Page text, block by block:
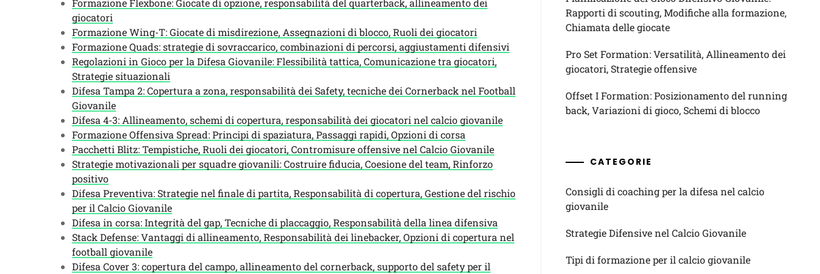
Formazione Flexbone: Giocate di opzione, responsabilità del quarterback, allineamento dei
giocatori
Formazione Wing-T: Giocate di misdirezione, Assegnazioni di blocco, Ruoli dei giocatori
Formazione Quads: strategie di sovraccarico, combinazioni di percorsi, aggiustamenti difensivi
Regolazioni in Gioco per la Difesa Giovanile: Flessibilità tattica, Comunicazione tra giocatori,
Strategie situazionali
Difesa Tampa 2: Copertura a zona, responsabilità dei Safety, tecniche dei Cornerback nel Football
Giovanile
Difesa 4-3: Allineamento, schemi di copertura, responsabilità dei giocatori nel calcio giovanile
Formazione Offensiva Spread: Principi di spaziatura, Passaggi rapidi, Opzioni di corsa
Pacchetti Blitz: Tempistiche, Ruoli dei giocatori, Contromisure offensive nel Calcio Giovanile
Strategie motivazionali per squadre giovanili: Costruire fiducia, Coesione del team, Rinforzo
positivo
Difesa Preventiva: Strategie nel finale di partita, Responsabilità di copertura, Gestione del rischio
per il Calcio Giovanile
Difesa in corsa: Integrità del gap, Tecniche di placcaggio, Responsabilità della linea difensiva
Stack Defense: Vantaggi di allineamento, Responsabilità dei linebacker, Opzioni di copertura nel
football giovanile
Difesa Cover 3: copertura del campo, allineamento del cornerback, supporto del safety per il
Rapporti di scouting, Modifiche alla formazione,
Chiamata delle giocate
Pro Set Formation: Versatilità, Allineamento dei
giocatori, Strategie offensive
Offset I Formation: Posizionamento del running
back, Variazioni di gioco, Schemi di blocco
CATEGORIE
Consigli di coaching per la difesa nel calcio
giovanile
Strategie Difensive nel Calcio Giovanile
Tipi di formazione per il calcio giovanile